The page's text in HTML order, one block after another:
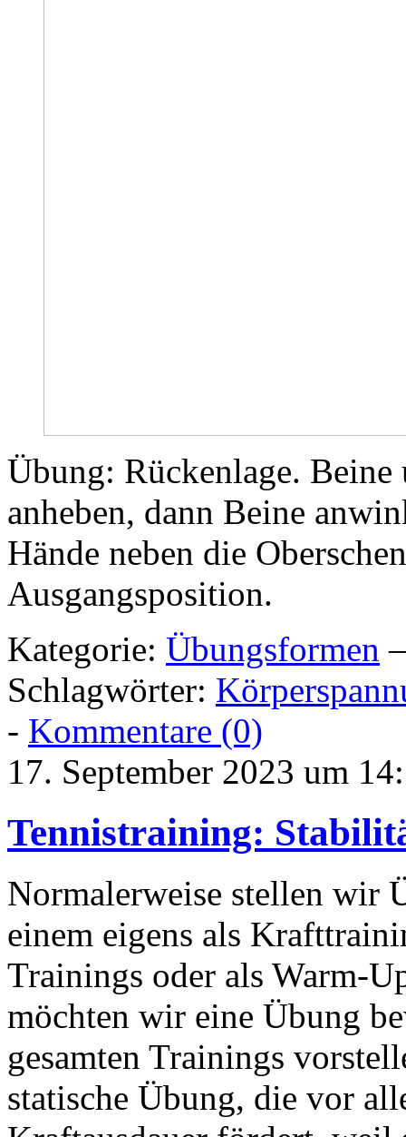
Übung: Rückenlage.
anheben, dann Beine
Hände neben die
Ausgangsposition.
Kategorie: Übungsformen
Schlagwörter:
- Kommentare (0)
17. September 2023 um
Tennistraining:
Normalerweise stellen wir
einem eigens als
Trainings oder als Warm-
möchten wir eine Übung
gesamten Trainings
statische Übung, die vor